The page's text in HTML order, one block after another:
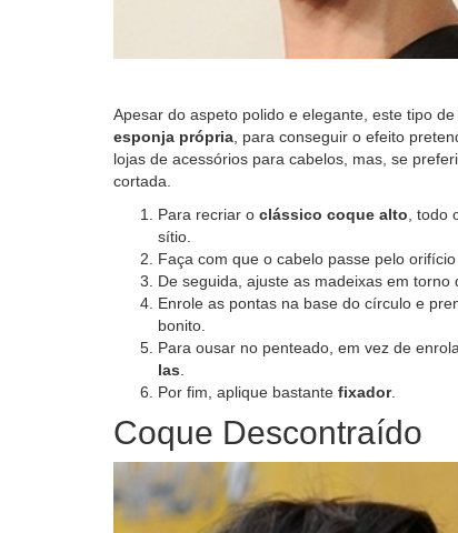
Apesar do aspeto polido e elegante, este tipo
esponja própria, para conseguir o efeito
lojas de acessórios para cabelos, mas, se
cortada.
Para recriar o clássico coque alto, todo
sítio.
Faça com que o cabelo passe pelo
De seguida, ajuste as madeixas em torno
Enrole as pontas na base do círculo e
bonito.
Para ousar no penteado, em vez de
las.
Por fim, aplique bastante fixador.
Coque Descontraído